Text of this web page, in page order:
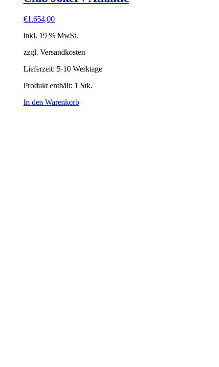
€1.654,00
inkl. 19 % MwSt.
zzgl. Versandkosten
Lieferzeit: 5-10 Werktage
Produkt enthält: 1 Stk.
In den Warenkorb